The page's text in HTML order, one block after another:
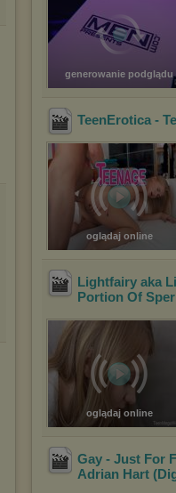
generowanie podglądu
TeenErotica -
oglądaj online
Lightfairy aka
Portion Of
oglądaj online
Gay - Just For
Adrian Hart